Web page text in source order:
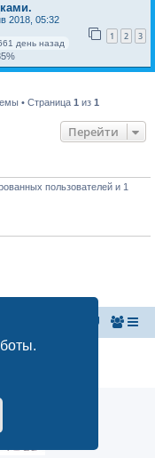
2018, 05:32
1 2 3
день назад
• Страница 1 из 1
Перейти
пользователей и 1